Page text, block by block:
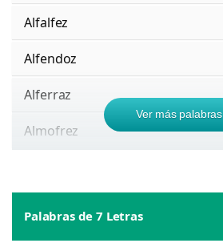
Alfalfez
Alfendoz
Alferraz
Almofrez
Ver más palabras
Palabras de 7 Letras